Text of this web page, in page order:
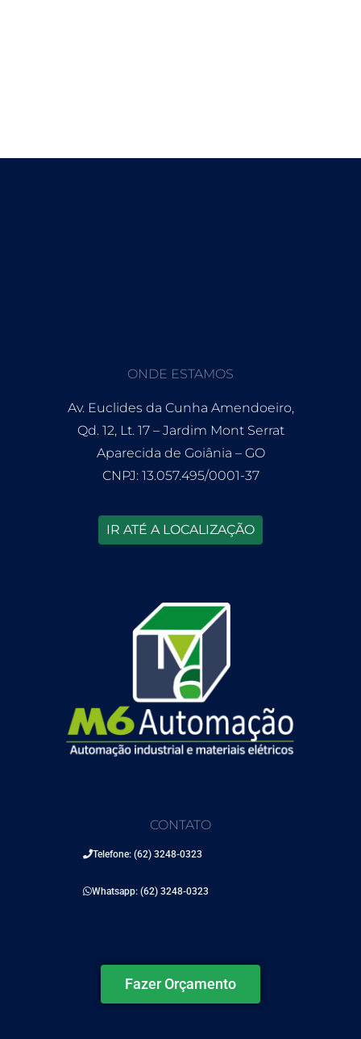
ONDE ESTAMOS
Av. Euclides da Cunha Amendoeiro,
Qd. 12, Lt. 17 – Jardim Mont Serrat
Aparecida de Goiânia – GO
CNPJ: 13.057.495/0001-37
IR ATÉ A LOCALIZAÇÃO
CONTATO
Telefone: (62) 3248-0323
Whatsapp: (62) 3248-0323
Fazer Orçamento